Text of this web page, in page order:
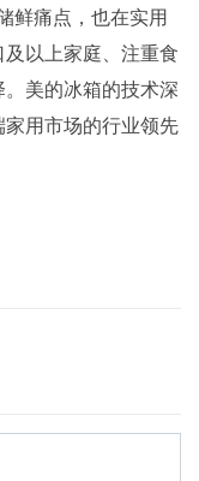
鲜痛点，也在实用
以上家庭、注重食
美的冰箱的技术深
用市场的行业领先